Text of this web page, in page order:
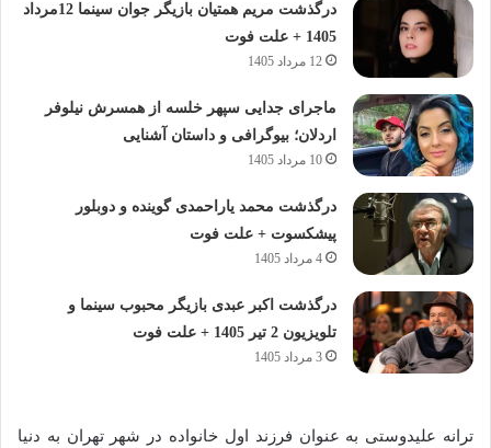
درگذشت مریم همتیان بازیگر جوان سینما 12مرداد
1405 + علت فوت
12 مرداد 1405
ماجرای جدایی سپهر خلسه از همسرش نیلوفر
اردلان؛ بیوگرافی و داستان آشنایی
10 مرداد 1405
درگذشت محمد یاراحمدی گوینده و دوبلور
پیشکسوت + علت فوت
4 مرداد 1405
درگذشت اکبر عبدی بازیگر محبوب سینما و
تلویزیون 2 تیر 1405 + علت فوت
3 مرداد 1405
ترانه علیدوستی به عنوان فرزند اول خانواده در شهر تهران به دنیا